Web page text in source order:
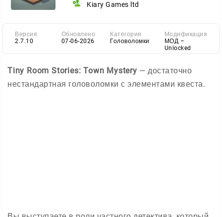
Kiary Games ltd
Версия
2.7.10
Обновлено
07-06-2026
Категория
Головоломки
Модификация
МОД –
Unlocked
Tiny Room Stories: Town Mystery — достаточно
нестандартная головоломки с элементами квеста.